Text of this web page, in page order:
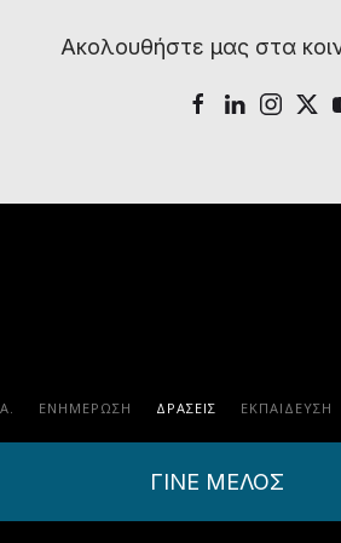
Ακολουθήστε μας στα
ΕΝΗΜΕΡΩΣΗ ΔΡΑΣΕΙΣ ΕΚΠΑΊΔΕΥΣΗ
ΓΙΝΕ ΜΕΛΟΣ